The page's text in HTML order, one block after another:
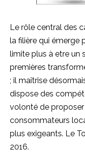
Le rôle central des
la filière qui émerge
limite plus à etre un
premières
; il maîtrise
dispose des
volonté de
consommateurs
plus exigeants. Le
2016.